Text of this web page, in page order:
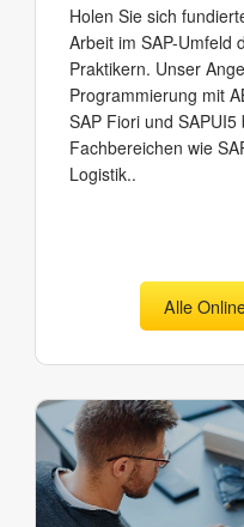
Holen Sie sich
Arbeit im SAP-Umfeld
Praktikern. Unser
Programmierung mit
SAP Fiori und
Fachbereichen wie
Logistik..
Alle